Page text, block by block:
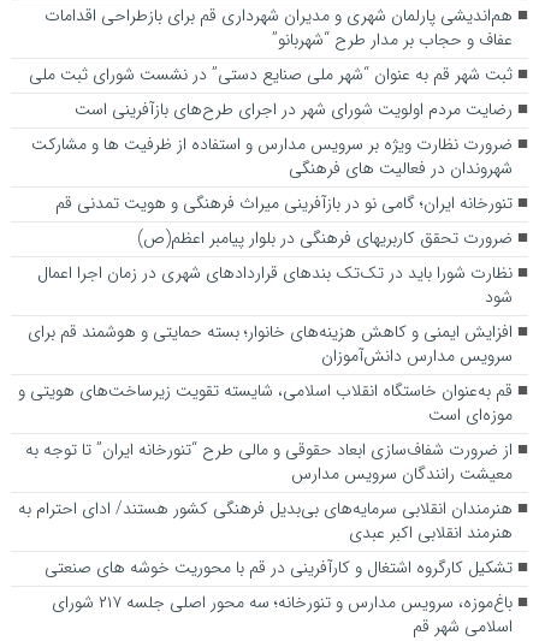
هم‌اندیشی پارلمان شهری و مدیران شهرداری قم برای بازطراحی اقدامات
عفاف و حجاب بر مدار طرح “شهربانو”
ثبت شهر قم به عنوان “شهر ملی صنایع دستی” در نشست شورای ثبت ملی
رضایت مردم اولویت شورای شهر در اجرای طرح‌های بازآفرینی است
ضرورت نظارت ویژه بر سرویس مدارس و استفاده از ظرفیت ها و مشارکت
شهروندان در فعالیت های فرهنگی
تنورخانه ایران؛ گامی نو در بازآفرینی میراث فرهنگی و هویت تمدنی قم
ضرورت تحقق کاربری­های فرهنگی در بلوار پیامبر اعظم(ص)
نظارت شورا باید در تک‌تک بندهای قراردادهای شهری در زمان اجرا اعمال
شود
افزایش ایمنی و کاهش هزینه‌های خانوار؛ بسته حمایتی و هوشمند قم برای
سرویس مدارس دانش‌آموزان
قم به‌عنوان خاستگاه انقلاب اسلامی، شایسته تقویت زیرساخت‌های هویتی و
موزه‌ای است
از ضرورت شفاف‌سازی ابعاد حقوقی و مالی طرح “تنورخانه ایران” تا توجه به
معیشت رانندگان سرویس مدارس
هنرمندان انقلابی سرمایه‌های بی‌بدیل فرهنگی کشور هستند/ ادای احترام به
هنرمند انقلابی اکبر عبدی
تشکیل کارگروه اشتغال و کارآفرینی در قم با محوریت خوشه های صنعتی
باغ‌موزه، سرویس مدارس و تنورخانه؛ سه محور اصلی جلسه ۲۱۷ شورای
اسلامی شهر قم